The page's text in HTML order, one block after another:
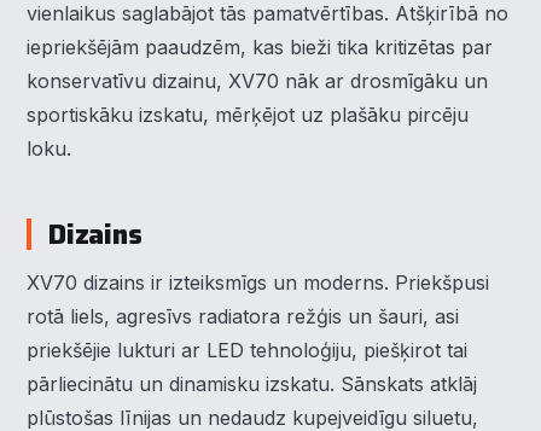
vienlaikus saglabājot tās pamatvērtības. Atšķirībā no
iepriekšējām paaudzēm, kas bieži tika kritizētas par
konservatīvu dizainu, XV70 nāk ar drosmīgāku un
sportiskāku izskatu, mērķējot uz plašāku pircēju
loku.
Dizains
XV70 dizains ir izteiksmīgs un moderns. Priekšpusi
rotā liels, agresīvs radiatora režģis un šauri, asi
priekšējie lukturi ar LED tehnoloģiju, piešķirot tai
pārliecinātu un dinamisku izskatu. Sānskats atklāj
plūstošas līnijas un nedaudz kupejveidīgu siluetu,